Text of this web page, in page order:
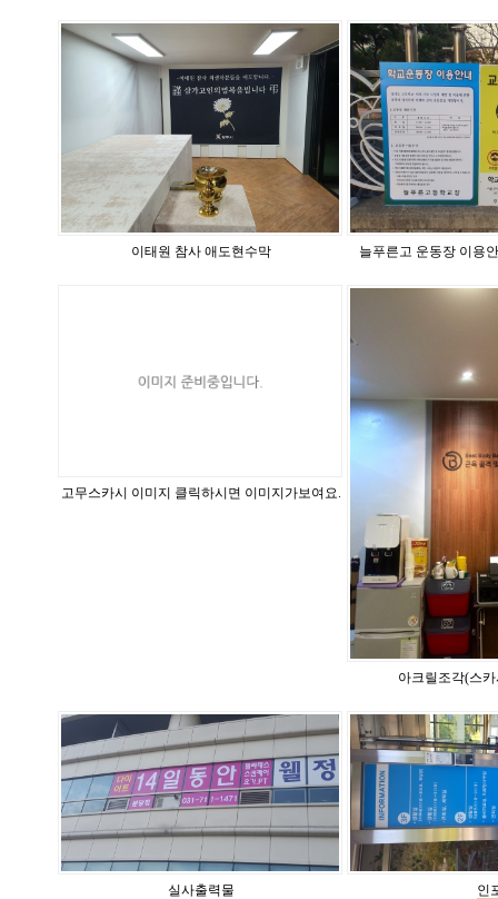
이태원 참사 애도현수막 늘푸른고 운동장 이용
고무스카시 이미지 클릭하시면 이미지가보여요.
아크릴조각(스
실사출력물 인